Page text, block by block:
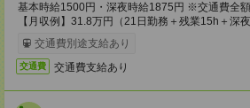
基本時給1500円・深夜時給1875円 ※交通費全額
【月収例】31.8万円（21日勤務＋残業15h＋深夜
交通費別途支給あり
交通費 交通費支給あり